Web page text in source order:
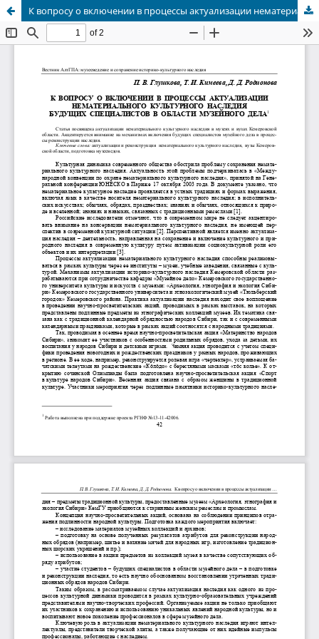
К вопросу о включении в процессы актуализации нематериального культурного наследия будущих специалистов в области музейного дела